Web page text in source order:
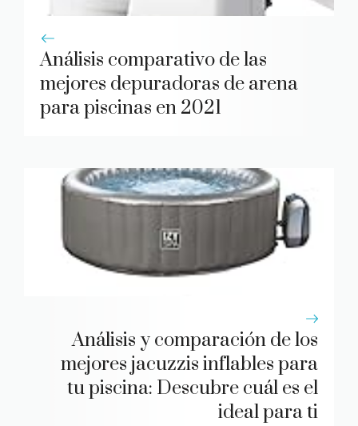
Análisis comparativo de las
mejores depuradoras de arena
para piscinas en 2021
Análisis y comparación de los
mejores jacuzzis inflables para
tu piscina: Descubre cuál es el
ideal para ti